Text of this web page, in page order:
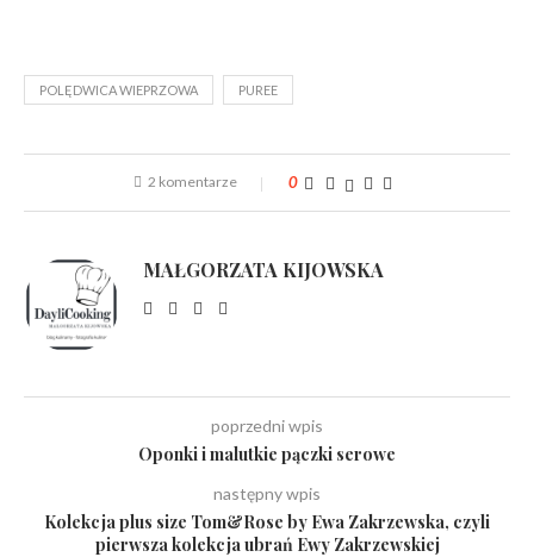
POLĘDWICA WIEPRZOWA PUREE
2 komentarze 0
MAŁGORZATA KIJOWSKA
poprzedni wpis
Oponki i malutkie pączki serowe
następny wpis
Kolekcja plus size Tom&Rose by Ewa Zakrzewska, czyli
pierwsza kolekcja ubrań Ewy Zakrzewskiej